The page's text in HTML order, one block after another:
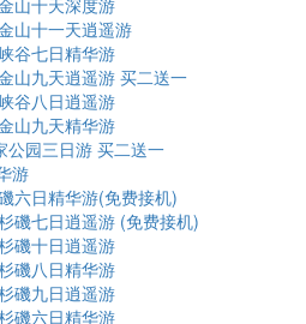
山十天深度游
山十一天逍遥游
谷七日精华游
山九天逍遥游 买二送一
谷八日逍遥游
山九天精华游
公园三日游 买二送一
游
六日精华游(免费接机)
磯七日逍遥游 (免费接机)
磯十日逍遥游
磯八日精华游
磯九日逍遥游
磯六日精华游